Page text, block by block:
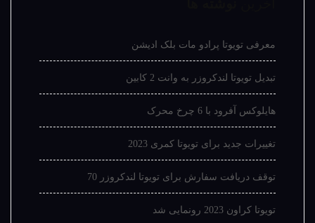
معرفی تویوتا پرادو مات بلک ادیشن
تبدیل تویوتا لندکروزر به وانت 2 کابین
هایلوکس آفرود با 6 چرخ محرک
تغییرات جدید برای تویوتا کمری 2023
توقف دریافت سفارش برای تویوتا لندکروزر 70
تویوتا کراون 2023 رونمایی شد